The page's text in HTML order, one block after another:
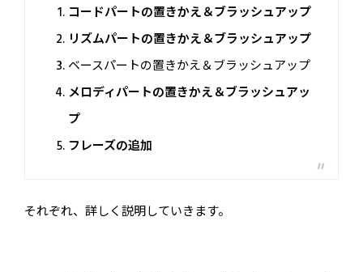
コードパートの置きかえ＆ブラッシュアップ
リズムパートの置きかえ＆ブラッシュアップ
ベースパートの置きかえ＆ブラッシュアップ
メロディパートの置きかえ＆ブラッシュアッ
プ
フレーズの追加
それぞれ、詳しく説明していきます。